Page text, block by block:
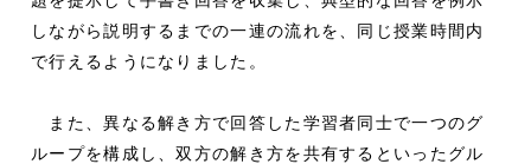
しながら説明するまでの一連の流れを、同じ授業時間内
で行えるようになりました。
また、異なる解き方で回答した学習者同士で一つのグ
ループを構成し、双方の解き方を共有するといったグル